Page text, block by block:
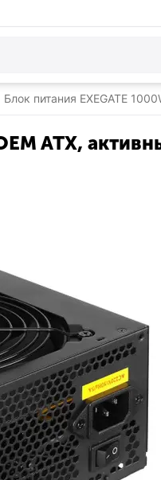
Блок питания EXEGATE
ATX,